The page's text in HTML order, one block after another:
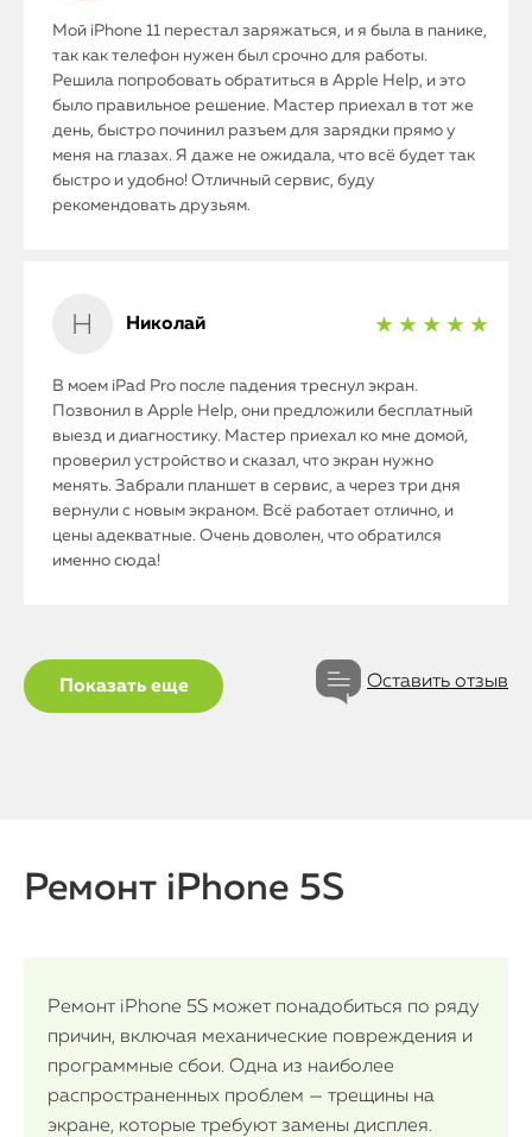
Мой iPhone 11 перестал заряжаться, и я была в панике,
так как телефон нужен был срочно для работы.
Решила попробовать обратиться в Apple Help, и это
было правильное решение. Мастер приехал в тот же
день, быстро починил разъем для зарядки прямо у
меня на глазах. Я даже не ожидала, что всё будет так
быстро и удобно! Отличный сервис, буду
рекомендовать друзьям.
Николай ★ ★ ★ ★ ★
В моем iPad Pro после падения треснул экран.
Позвонил в Apple Help, они предложили бесплатный
выезд и диагностику. Мастер приехал ко мне домой,
проверил устройство и сказал, что экран нужно
менять. Забрали планшет в сервис, а через три дня
вернули с новым экраном. Всё работает отлично, и
цены адекватные. Очень доволен, что обратился
именно сюда!
Показать еще Оставить отзыв
Ремонт iPhone 5S
Ремонт iPhone 5S может понадобиться по ряду
причин, включая механические повреждения и
программные сбои. Одна из наиболее
распространенных проблем — трещины на
экране, которые требуют замены дисплея.